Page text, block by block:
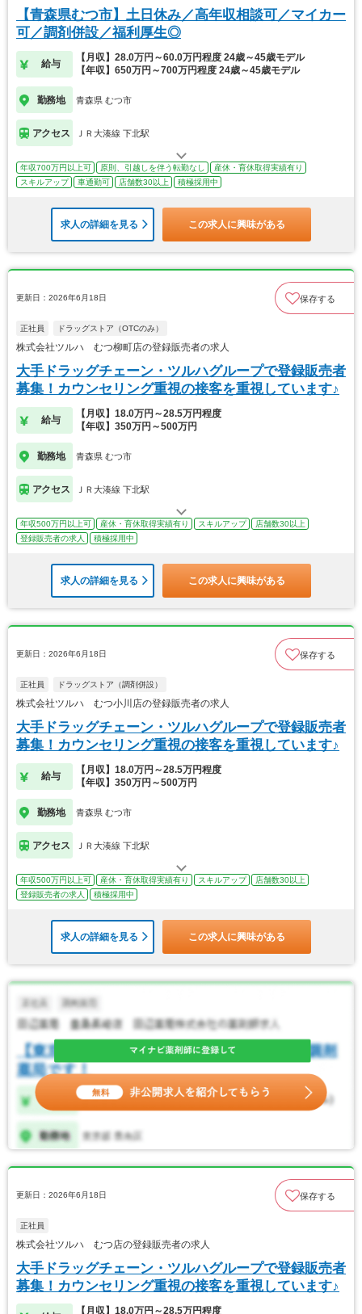
【青森県むつ市】土日休み／高年収相談可／マイカー
可／調剤併設／福利厚生◎
給与
【月収】28.0万円～60.0万円程度 24歳～45歳モデル
【年収】650万円～700万円程度 24歳～45歳モデル
勤務地 青森県 むつ市
アクセス ＪＲ大湊線 下北駅
年収700万円以上可 原則、引越しを伴う転勤なし
産休・育休取得実績有り
スキルアップ
車通勤可 店舗数30以上 積極採用中
求人の詳細を見る この求人に興味がある
更新日：2026年6月18日 保存する
正社員 ドラッグストア（OTCのみ）
株式会社ツルハ むつ柳町店の登録販売者の求人
大手ドラッグチェーン・ツルハグループで登録販売者
募集！カウンセリング重視の接客を重視しています♪
給与
【月収】18.0万円～28.5万円程度
【年収】350万円～500万円
勤務地 青森県 むつ市
アクセス ＪＲ大湊線 下北駅
年収500万円以上可 産休・育休取得実績有り スキルアップ
店舗数30以上
登録販売者の求人
積極採用中
求人の詳細を見る この求人に興味がある
更新日：2026年6月18日 保存する
正社員 ドラッグストア（調剤併設）
株式会社ツルハ むつ小川店の登録販売者の求人
大手ドラッグチェーン・ツルハグループで登録販売者
募集！カウンセリング重視の接客を重視しています♪
給与
【月収】18.0万円～28.5万円程度
【年収】350万円～500万円
勤務地 青森県 むつ市
アクセス ＪＲ大湊線 下北駅
年収500万円以上可 産休・育休取得実績有り スキルアップ
店舗数30以上
登録販売者の求人
積極採用中
求人の詳細を見る この求人に興味がある
更新日：2026年6月18日 保存する
正社員
株式会社ツルハ むつ店の登録販売者の求人
大手ドラッグチェーン・ツルハグループで登録販売者
募集！カウンセリング重視の接客を重視しています♪
【月収】18.0万円～28.5万円程度